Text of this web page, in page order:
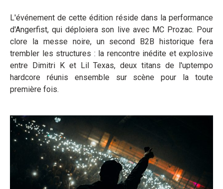
L'événement de cette édition réside dans la performance
d'Angerfist, qui déploiera son live avec MC Prozac. Pour
clore la messe noire, un second B2B historique fera
trembler les structures : la rencontre inédite et explosive
entre Dimitri K et Lil Texas, deux titans de l'uptempo
hardcore réunis ensemble sur scène pour la toute
première fois.